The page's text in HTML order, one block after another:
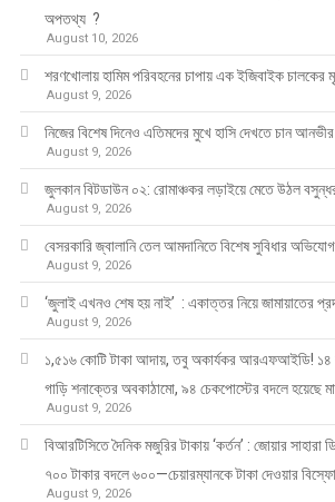
অপতথ্য ?
August 10, 2026
শরণখোলায় হামিম পরিবহনের চাপায় এক ইজিবাইক
August 9, 2026
নিজের বিশেষ দিনেও এতিমদের মুখে হাসি দেখতে চান আনভীর
August 9, 2026
জুলকান বিটডাউন ০২: রোমাঞ্চকর লড়াইয়ে মেতে উঠল
August 9, 2026
বেসরকারি জ্বালানি তেল আমদানিতে বিশেষ সুবিধার
August 9, 2026
‘জুলাই এখনও শেষ হয় নাই’ : একাত্তর নিয়ে জামায়াতের
August 9, 2026
১,৫১৬ কোটি টাকা আদায়, তবু অকার্যকর আরএফআইডি! ১৪
গাড়ি শনাক্তের অবকাঠামো, ৯৪ চেকপোস্টের বদলে হয়েছে
August 9, 2026
বিআরটিসিতে দৈনিক মজুরির টাকায় ‘কর্তন’ : জোয়ার সাহারা
৭০০ টাকার বদলে ৬০০—চেয়ারম্যানকে টাকা দেওয়ার
August 9, 2026